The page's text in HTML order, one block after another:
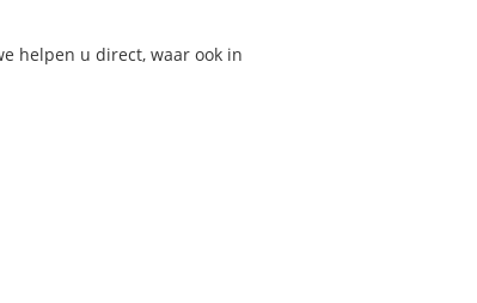
helpen u direct, waar ook in